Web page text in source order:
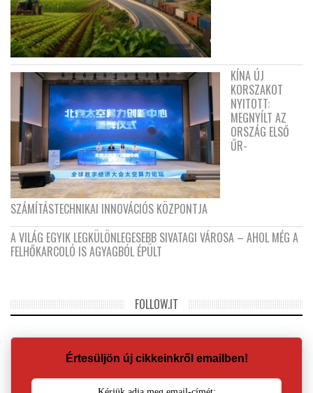
KÍNA ÚJ
KORSZAKOT
NYITOTT:
MEGNYÍLT AZ
ORSZÁG ELSŐ
ŰR-
SZÁMÍTÁSTECHNIKAI INNOVÁCIÓS KÖZPONTJA
A VILÁG EGYIK LEGKÜLÖNLEGESEBB SIVATAGI VÁROSA – AHOL MÉG A
FELHŐKARCOLÓ IS AGYAGBÓL ÉPÜLT
FOLLOW.IT
Értesüljön új cikkeinkről emailben!